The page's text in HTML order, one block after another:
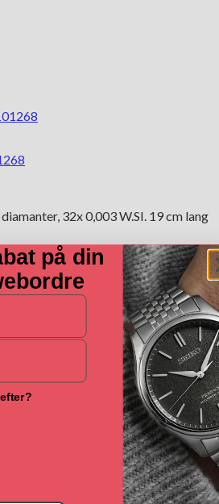
32x 0,003 W.SI. 19 cm lang
på din